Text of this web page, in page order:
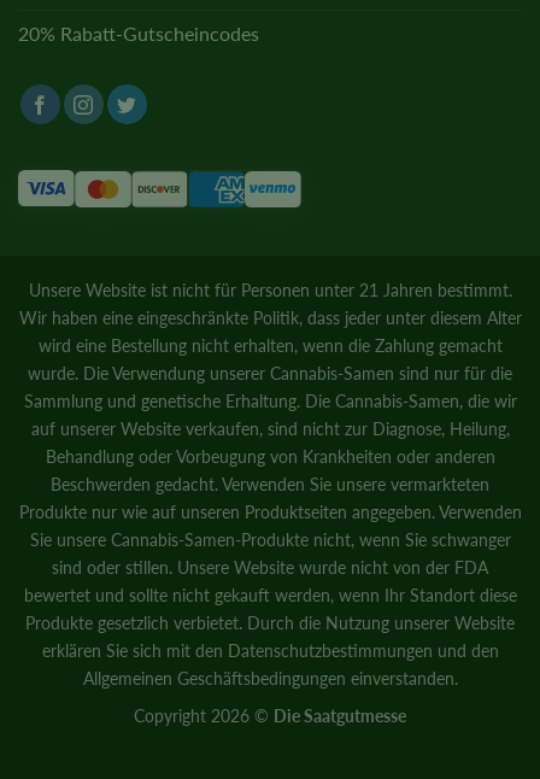
20% Rabatt-Gutscheincodes
Unsere Website ist nicht für Personen unter 21 Jahren bestimmt.
Wir haben eine eingeschränkte Politik, dass jeder unter diesem Alter
wird eine Bestellung nicht erhalten, wenn die Zahlung gemacht
wurde. Die Verwendung unserer Cannabis-Samen sind nur für die
Sammlung und genetische Erhaltung. Die Cannabis-Samen, die wir
auf unserer Website verkaufen, sind nicht zur Diagnose, Heilung,
Behandlung oder Vorbeugung von Krankheiten oder anderen
Beschwerden gedacht. Verwenden Sie unsere vermarkteten
Produkte nur wie auf unseren Produktseiten angegeben. Verwenden
Sie unsere Cannabis-Samen-Produkte nicht, wenn Sie schwanger
sind oder stillen. Unsere Website wurde nicht von der FDA
bewertet und sollte nicht gekauft werden, wenn Ihr Standort diese
Produkte gesetzlich verbietet. Durch die Nutzung unserer Website
erklären Sie sich mit den Datenschutzbestimmungen und den
Allgemeinen Geschäftsbedingungen einverstanden.
Copyright 2026 © Die Saatgutmesse